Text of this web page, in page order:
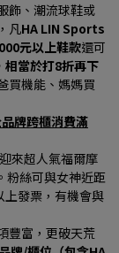
飾、潮流球鞋或
凡HA LIN Sports
元以上鞋款還可
相當於打8折再下
買機能、媽媽買
牌跨櫃消費滿
來超人氣福爾摩
粉絲可與女神近距
上發票，有機會與
豐富，更破天荒